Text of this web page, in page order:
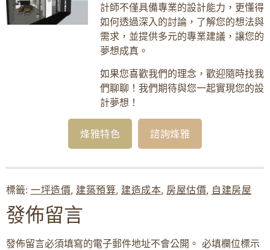
計師不僅具備專業的設計能力，更懂得
如何透過深入的討論，了解您的想法與
需求，並提供多元的專業建議，讓您的
夢想成真。
如果您喜歡我們的理念，歡迎隨時找我
們聊聊！我們期待與您一起實現您的設
計夢想！
烽雅特色 諮詢烽雅
標籤: 一坪造價, 建築預算, 建造成本, 房屋估價, 自建房屋
發佈留言
發佈留言必須填寫的電子郵件地址不會公開。 必填欄位標示